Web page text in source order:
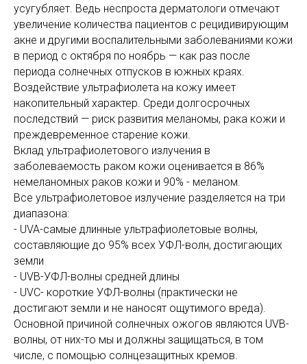
усугубляет. Ведь неспроста дерматологи отмечают
увеличение количества пациентов с рецидивирующим
акне и другими воспалительными заболеваниями кожи
в период с октября по ноябрь — как раз после
периода солнечных отпусков в южных краях.
Воздействие ультрафиолета на кожу имеет
накопительный характер. Среди долгосрочных
последствий — риск развития меланомы, рака кожи и
преждевременное старение кожи.
Вклад ультрафиолетового излучения в
заболеваемость раком кожи оценивается в 86%
немеланомных раков кожи и 90% - меланом.
Все ультрафиолетовое излучение разделяется на три
диапазона:
- UVA-самые длинные ультрафиолетовые волны,
составляющие до 95% всех УФЛ-волн, достигающих
земли
- UVB-УФЛ-волны средней длины
- UVC- короткие УФЛ-волны (практически не
достигают земли и не наносят ощутимого вреда).
Основной причиной солнечных ожогов являются UVB-
волны, от них-то мы и должны защищаться, в том
числе, с помощью солнцезащитных кремов.